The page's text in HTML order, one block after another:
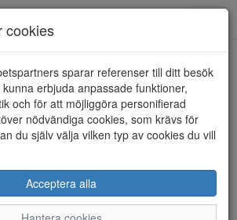
cookies
sparar referenser till ditt besök
erbjuda anpassade funktioner,
och för att möjliggöra personifierad
nödvändiga cookies, som krävs för
du själv välja vilken typ av cookies du vill
Acceptera alla